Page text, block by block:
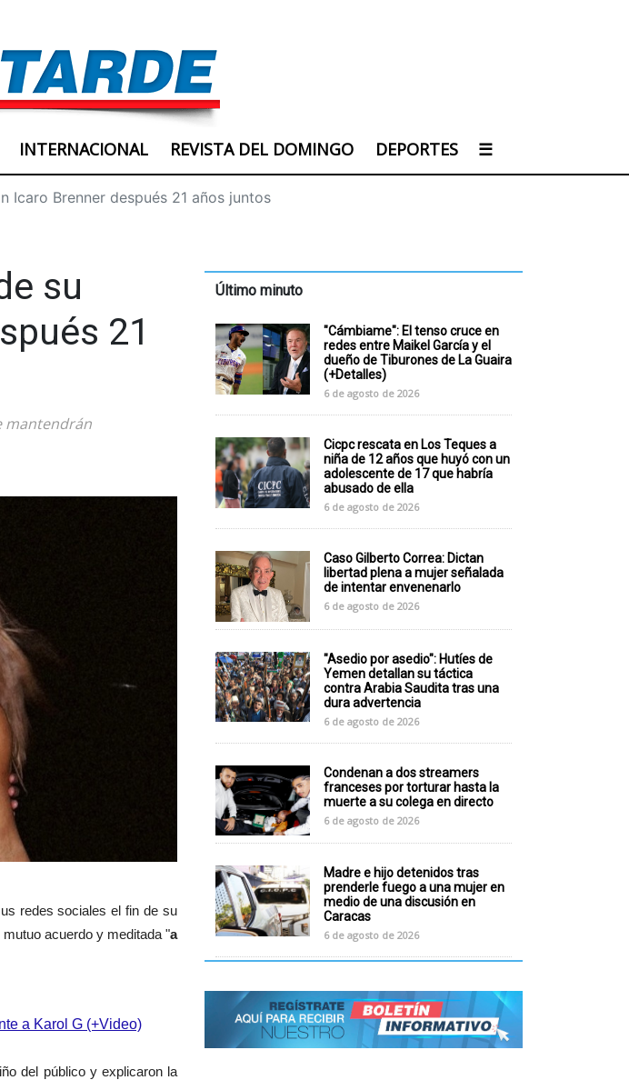
INTERNACIONAL REVISTA DEL DOMINGO DEPORTES ☰
Icaro Brenner después 21 años juntos
su
21
mantendrán
redes sociales el fin de su
acuerdo y meditada "a
a Karol G (+Video)
del público y explicaron la
Último minuto
"Cámbiame": El tenso cruce en
redes entre Maikel García y el
dueño de Tiburones de La Guaira
(+Detalles)
6 de agosto de 2026
Cicpc rescata en Los Teques a
niña de 12 años que huyó con un
adolescente de 17 que habría
abusado de ella
6 de agosto de 2026
Caso Gilberto Correa: Dictan
libertad plena a mujer señalada
de intentar envenenarlo
6 de agosto de 2026
"Asedio por asedio": Hutíes de
Yemen detallan su táctica
contra Arabia Saudita tras una
dura advertencia
6 de agosto de 2026
Condenan a dos streamers
franceses por torturar hasta la
muerte a su colega en directo
6 de agosto de 2026
Madre e hijo detenidos tras
prenderle fuego a una mujer en
medio de una discusión en
Caracas
6 de agosto de 2026